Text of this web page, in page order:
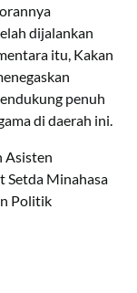
dijalankan
itu, Kakan
penuh
di daerah ini.
Asisten
Setda Minahasa
Politik